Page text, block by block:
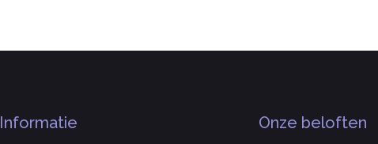
Informatie Onze beloften